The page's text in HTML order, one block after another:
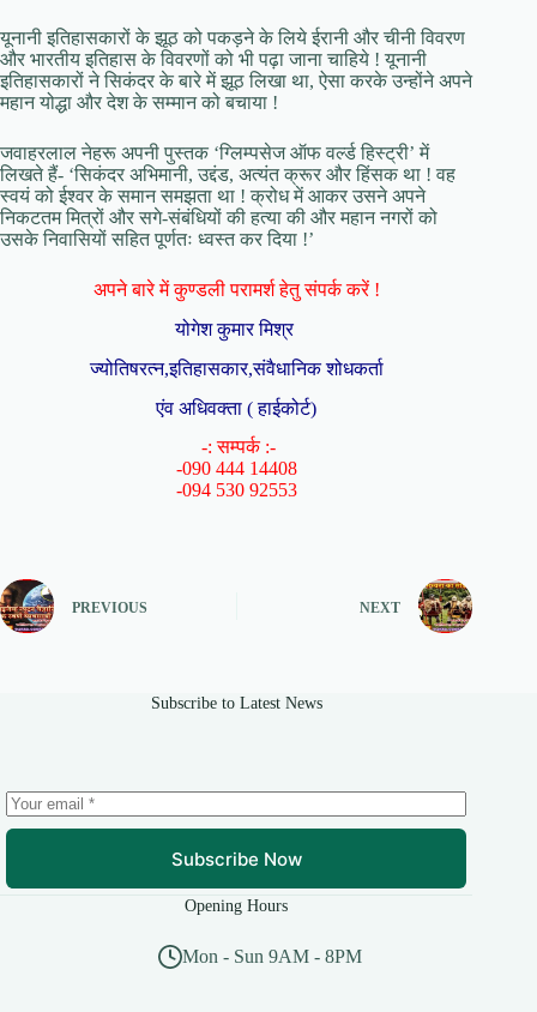
यूनानी इतिहासकारों के झूठ को पकड़ने के लिये ईरानी और चीनी विवरण
और भारतीय इतिहास के विवरणों को भी पढ़ा जाना चाहिये ! यूनानी
इतिहासकारों ने सिकंदर के बारे में झूठ लिखा था, ऐसा करके उन्होंने अपने
महान योद्धा और देश के सम्मान को बचाया !
जवाहरलाल नेहरू अपनी पुस्तक ‘ग्लिम्पसेज ऑफ वर्ल्ड हिस्ट्री’ में
लिखते हैं- ‘सिकंदर अभिमानी, उद्दंड, अत्यंत क्रूर और हिंसक था ! वह
स्वयं को ईश्वर के समान समझता था ! क्रोध में आकर उसने अपने
निकटतम मित्रों और सगे-संबंधियों की हत्या की और महान नगरों को
उसके निवासियों सहित पूर्णतः ध्वस्त कर दिया !’
अपने बारे में कुण्डली परामर्श हेतु संपर्क करें !
योगेश कुमार मिश्र
ज्योतिषरत्न,इतिहासकार,संवैधानिक शोधकर्ता
एंव अधिवक्ता ( हाईकोर्ट)
-: सम्पर्क :-
-090 444 14408
-094 530 92553
PREVIOUS NEXT
Subscribe to Latest News
Subscribe Now
Opening Hours
Mon - Sun 9AM - 8PM